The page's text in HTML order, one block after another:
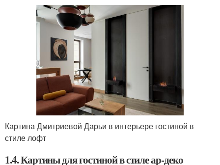
Картина Дмитриевой Дарьи в интерьере гостиной в
стиле лофт
1.4. Картины для гостиной в стиле ар-деко